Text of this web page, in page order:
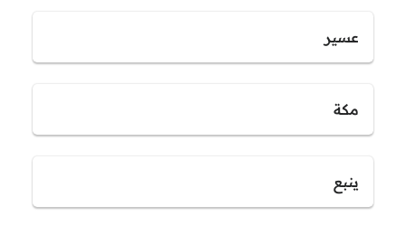
عسير
مكة
ينبع